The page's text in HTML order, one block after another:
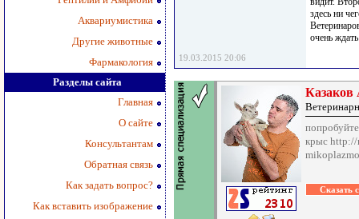
Аквариумистика
Другие животные
Фармакология
Разделы сайта
Главная
О сайте
Консультантам
Обратная связь
Как задать вопрос?
Как вставить изображение
здесь ни
очень
19.03.2015 20:06
Казаков
крыс http://